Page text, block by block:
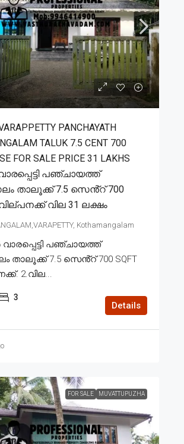
PANCHAYATH
TALUK 7.5 CENT 700
FOR SALE PRICE 31 LAKHS
പഞ്ചായത്ത്
താലൂക്ക് 7.5 സെൻ്റ് 700
വില്പനക്ക് വില 31 ലക്ഷം
Kothamangalam
പഞ്ചായത്ത്
താലൂക്ക് 7.5 സെൻ്റ് 700 SQFT
2.വില...
3
Details
FOR SALE MUVATTUPUZHA